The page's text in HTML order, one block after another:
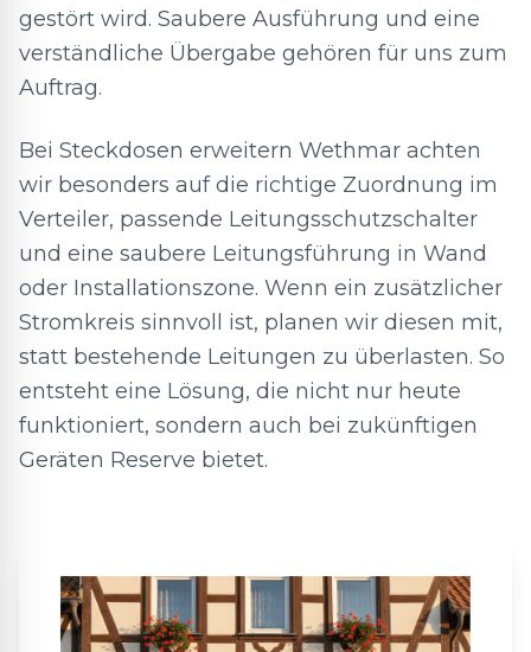
gestört wird. Saubere Ausführung und eine
verständliche Übergabe gehören für uns zum
Auftrag.
Bei Steckdosen erweitern Wethmar achten
wir besonders auf die richtige Zuordnung im
Verteiler, passende Leitungsschutzschalter
und eine saubere Leitungsführung in Wand
oder Installationszone. Wenn ein zusätzlicher
Stromkreis sinnvoll ist, planen wir diesen mit,
statt bestehende Leitungen zu überlasten. So
entsteht eine Lösung, die nicht nur heute
funktioniert, sondern auch bei zukünftigen
Geräten Reserve bietet.